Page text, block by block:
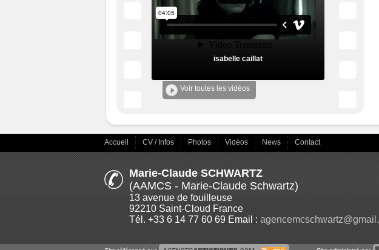
isabelle caillat
Voir toutes les vidéos
Accueil CV / Infos Photos Vidéos News Contact
Marie-Claude SCHWARTZ
(AAMCS - Marie-Claude Schwartz)
13 avenue de fouilleuse
92210 Saint-Cloud France
Tél. +33 6 14 77 60 69 Email :